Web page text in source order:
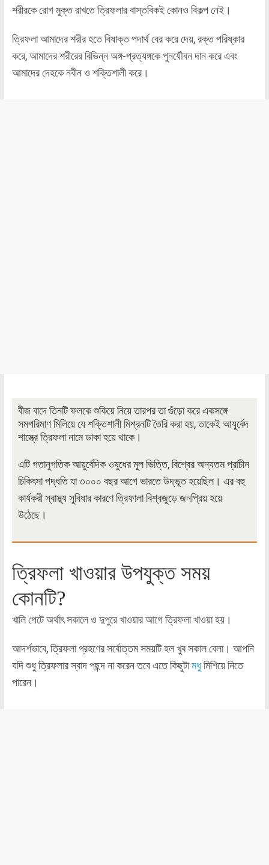
শরীরকে রোগ মুক্ত রাখতে ত্রিফলার বাস্তবিকই কোনও বিকল্প নেই।
ত্রিফলা আমাদের শরীর হতে বিষাক্ত পদার্থ বের করে দেয়, রক্ত পরিষ্কার
করে, আমাদের শরীরের বিভিন্ন অঙ্গ-প্রত্যঙ্গকে পুনর্যৌবন দান করে এবং
আমাদের দেহকে নবীন ও শক্তিশালী করে।
বীজ বাদে তিনটি ফলকে শুকিয়ে নিয়ে তারপর তা গুঁড়ো করে একসঙ্গে
সমপরিমাণ মিলিয়ে যে শক্তিশালী মিশ্রনটি তৈরি করা হয়, তাকেই আযুর্বেদ
শাস্ত্রে ত্রিফলা নামে ডাকা হয়ে থাকে।
এটি গতানুগতিক আয়ুর্বেদিক ওষুধের মূল ভিত্তি, বিশ্বের অন্যতম প্রাচীন
চিকিৎসা পদ্ধতি যা ৩০০০ বছর আগে ভারতে উদ্ভূত হয়েছিল। এর বহু
কার্যকরী স্বাস্থ্য সুবিধার কারণে ত্রিফালা বিশ্বজুড়ে জনপ্রিয় হয়ে
উঠেছে।
ত্রিফলা খাওয়ার উপযুক্ত সময়
কোনটি?
খালি পেটে অর্থাৎ সকালে ও দুপুরে খাওয়ার আগে ত্রিফলা খাওয়া হয়।
আদর্শভাবে, ত্রিফলা গ্রহণের সর্বোত্তম সময়টি হল খুব সকাল বেলা। আপনি
যদি শুধু ত্রিফলার স্বাদ পছন্দ না করেন তবে এতে কিছুটামধুমিশিয়ে নিতে
পারেন।